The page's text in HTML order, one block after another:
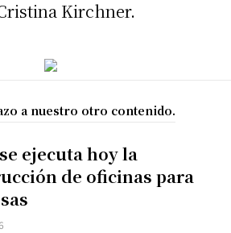
Kirchner.
a nuestro otro contenido.
ejecuta hoy la
de oficinas para